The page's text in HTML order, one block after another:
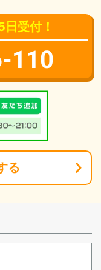
受付！
110
る